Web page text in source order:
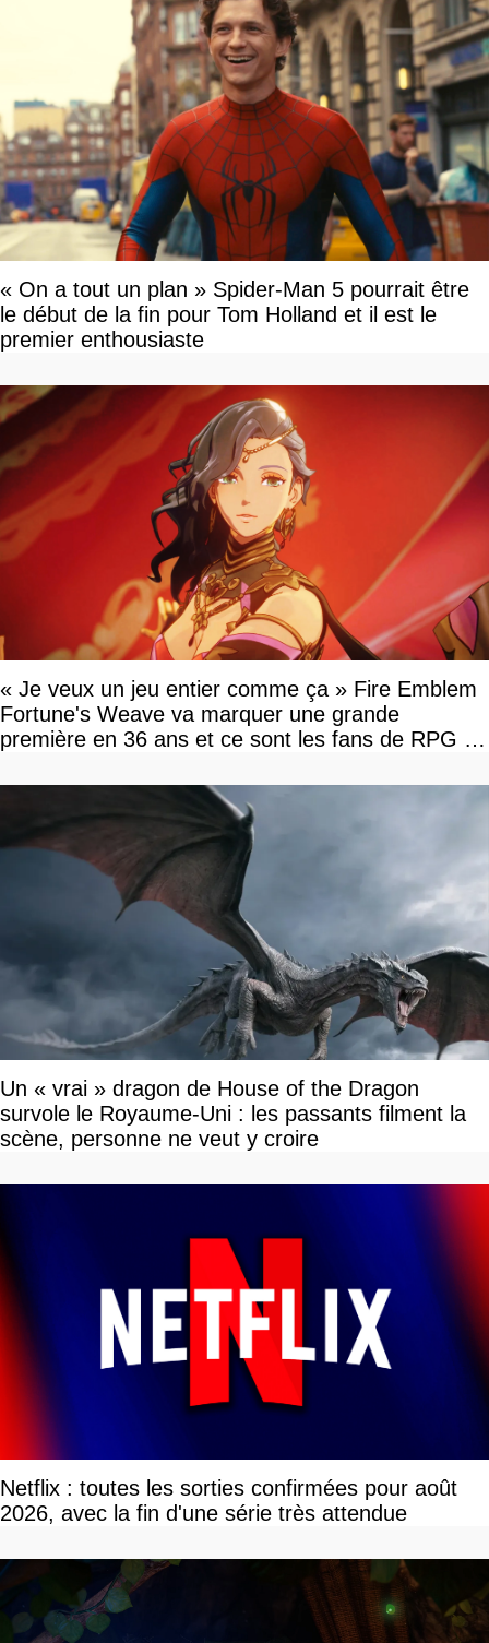
« On a tout un plan » Spider-Man 5 pourrait être
le début de la fin pour Tom Holland et il est le
premier enthousiaste
« Je veux un jeu entier comme ça » Fire Emblem
Fortune's Weave va marquer une grande
première en 36 ans et ce sont les fans de RPG en
Un « vrai » dragon de House of the Dragon
survole le Royaume-Uni : les passants filment la
scène, personne ne veut y croire
Netflix : toutes les sorties confirmées pour août
2026, avec la fin d'une série très attendue